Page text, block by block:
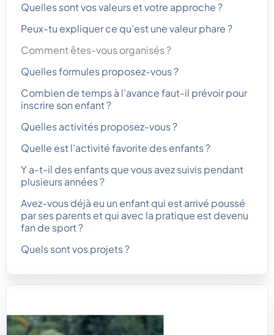
Quelles sont vos valeurs et votre approche ?
Peux-tu expliquer ce qu’est une valeur phare ?
Comment êtes-vous organisés ?
Quelles formules proposez-vous ?
Combien de temps à l’avance faut-il prévoir pour
inscrire son enfant ?
Quelles activités proposez-vous ?
Quelle est l’activité favorite des enfants ?
Y a-t-il des enfants que vous avez suivis pendant
plusieurs années ?
Avez-vous déjà eu un enfant qui est arrivé poussé
par ses parents et qui avec la pratique est devenu
fan de sport ?
Quels sont vos projets ?